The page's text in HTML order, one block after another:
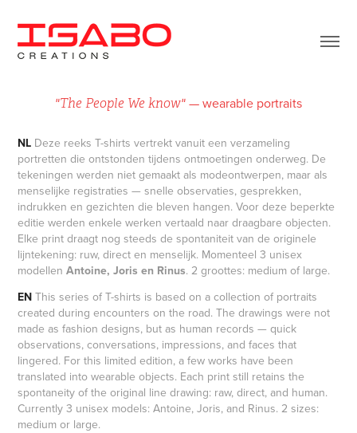
"The People We know" — wearable portraits​​​​​​​
NL Deze reeks T-shirts vertrekt vanuit een verzameling
portretten die ontstonden tijdens ontmoetingen onderweg. De
tekeningen werden niet gemaakt als modeontwerpen, maar als
menselijke registraties — snelle observaties, gesprekken,
indrukken en gezichten die bleven hangen. Voor deze beperkte
editie werden enkele werken vertaald naar draagbare objecten.
Elke print draagt nog steeds de spontaniteit van de originele
lijntekening: ruw, direct en menselijk. Momenteel 3 unisex
modellenAntoine, Joris en Rinus. 2 groottes: medium of large.
ENThis series of T-shirts is based on a collection of portraits
created during encounters on the road. The drawings were not
made as fashion designs, but as human records — quick
observations, conversations, impressions, and faces that
lingered. For this limited edition, a few works have been
translated into wearable objects. Each print still retains the
spontaneity of the original line drawing: raw, direct, and human.
Currently 3 unisex models: Antoine, Joris, and Rinus. 2 sizes:
medium or large.